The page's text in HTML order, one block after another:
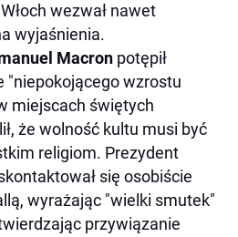
wezwał nawet
wyjaśnienia.
Macron potępił
"niepokojącego wzrostu
miejscach świętych
że wolność kultu musi być
religiom. Prezydent
się osobiście
wyrażając "wielki smutek"
przywiązanie